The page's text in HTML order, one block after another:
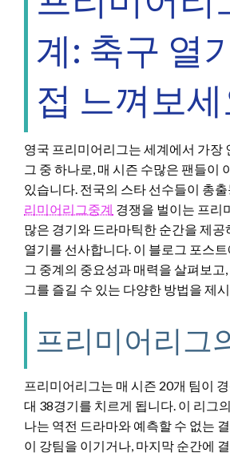
계: 축구 열
접 느껴보
영국 프리미어리그는 세계에서 가장
그 중 하나로, 매 시즌 수많은 팬들이
있습니다. 전국의 스타 선수들이 총
리미어리그중계 경쟁을 벌이는 프리
많은 경기와 드라마틱한 순간을 제공
열기를 선사합니다. 이 블로그 포스
그 중계의 중요성과 매력을 살펴보고
그를 즐길 수 있는 다양한 방법을 제
프리미어리그
프리미어리그는 매 시즌 20개 팀이
대 38경기를 치르게 됩니다. 이 리그
나는 역전 드라마와 예측할 수 없는
이 강팀을 이기거나, 마지막 순간에